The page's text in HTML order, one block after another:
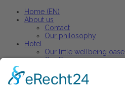
Home (EN)
About us
Contact
Our philosophy
Hotel
Our little wellbeing oase
Our Rooms
Restaurant
Our restaurant